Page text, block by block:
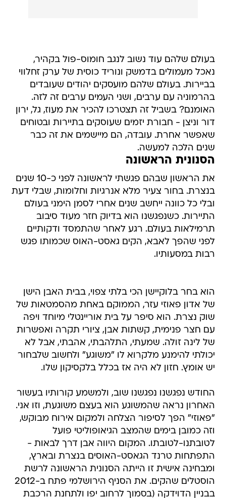
בביירות. בעולם שלהם מועסקים יהודים שעובדים
בהרמוניה עם ערבים, ושני העמים ערבים זה לזה.
האומנם? בשביל זה תצטרכו להכיר את מעוז, גל, ירון
דור וניצן - חבורת יזמים שעוסקים בתיירות ובטוחים
שאפשר אחרת. עובדה, הם מיישמים את זה כבר
שנים הלכה למעשה.
הסנונית הראשונה
בנצרת. בחור צעיר מלא אנרגיות וחלומות, שבלי דעת
ובלי כל כוונה ייחשב שנים אחרי לסמן הימני בעולם
התיירות. כשנפגשנו הוא בדיוק חזר מעוד סיבוב
תרמילאות בעולם. רגע לאחר שהתמסד ודקותיים
לפני שהפך לאבא, הקים גאסט-האוס שכמותו פגש
רבות במסעותיו.
שוק נצרת. הוא סיפר על בית אוריינטלי מיוחד ויפה
עם חצר פנימית, קשתות אבן, ציורי תקרה ואפשרות
של לינה זולה. שמעתי, התלהבתי, אהבתי, אבל לא
יכולתי להימנע מלקרוא לו "משוגע" ולחשוב שלבחור
יש אומץ. חזון לא היה אז בכלל בלקסיקון שלו.
החודש נפגשנו נפגשנו שוב, ולמשמע קורותיו בעשור
"פאוזי" הפך לסיפור הצלחה ולמקום אירוח מבוקש,
וזה כמובן בימים שהמצב הגיאופוליטי פועל
לטובתנו-לטובתו. המקום היווה אבן דרך לבאות -
התפתחות טרנד הגאסט-האוסים בנצרת ובארץ,
ומבחינה אישית זו הייתה הסנונית הראשונה לרשת
הוסטלים שהקים. את הסניף הירושלמי פתח ב-2012
בבניין הדוידקה (בסמוך לרחוב יפו ולתחנת הרכבת
הקלה), שעד מהרה זכה להתמקם בין חמישיית
ההוסטלים הטובים בעולם שדורגו על ידי אתר